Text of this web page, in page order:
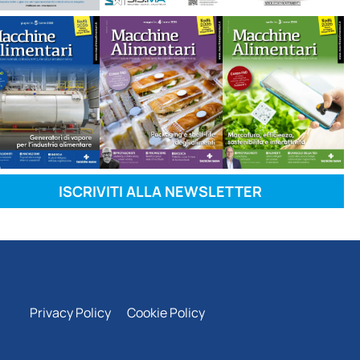
ISCRIVITI ALLA NEWSLETTER
Privacy Policy Cookie Policy